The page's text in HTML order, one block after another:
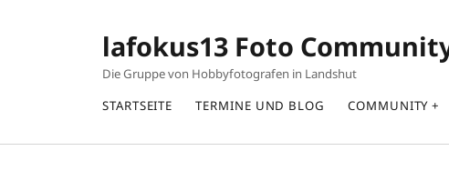
lafokus13 Foto
Die Gruppe von Hobbyfotografen in Landshut
STARTSEITE
TERMINE UND BLOG COMMUNITY